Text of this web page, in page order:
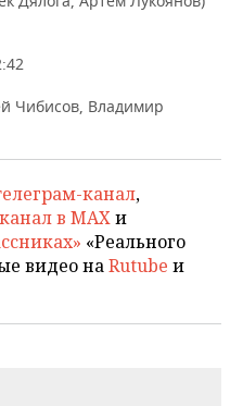
Чибисов, Владимир
канал,
канал в MAXи
«Реального
видео наRutube и